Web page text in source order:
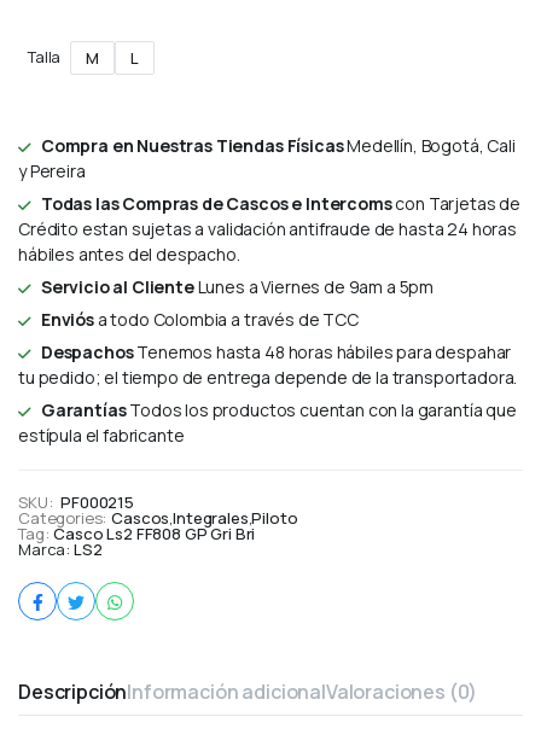
Talla M L
Compra en Nuestras Tiendas FísicasMedellín, Bogotá, Cali
y Pereira
Todas las Compras de Cascos e Intercomscon Tarjetas de
Crédito estan sujetas a validación antifraude de hasta 24 horas
hábiles antes del despacho.
Servicio al ClienteLunes a Viernes de 9am a 5pm
Enviósa todo Colombia a través de TCC
DespachosTenemos hasta 48 horas hábiles para despahar
tu pedido; el tiempo de entrega depende de la transportadora.
GarantíasTodos los productos cuentan con la garantía que
estípula el fabricante
SKU: PF000215
Categories: Cascos,Integrales,Piloto
Tag: Casco Ls2 FF808 GP Gri Bri
Marca: LS2
DescripciónInformación adicionalValoraciones (0)